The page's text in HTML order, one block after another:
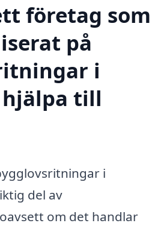
företag som
på
i
till
i
del av
om det handlar